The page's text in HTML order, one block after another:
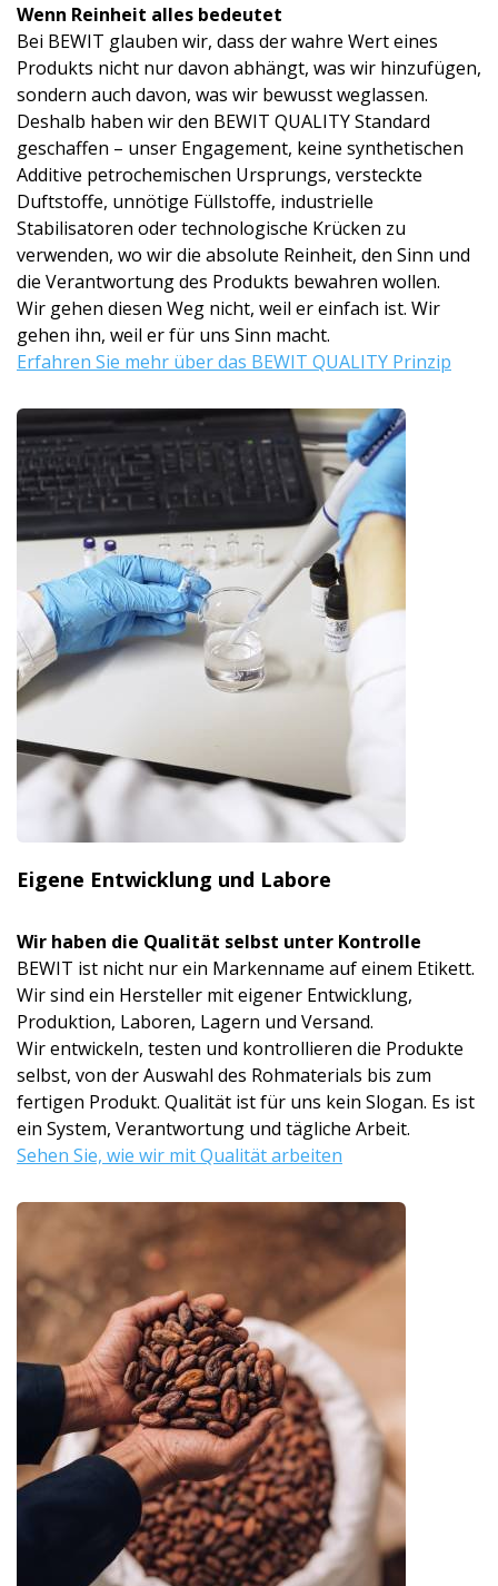
Wenn Reinheit alles bedeutet
Bei BEWIT glauben wir, dass der wahre Wert eines
Produkts nicht nur davon abhängt, was wir hinzufügen,
sondern auch davon, was wir bewusst weglassen.
Deshalb haben wir den BEWIT QUALITY Standard
geschaffen – unser Engagement, keine synthetischen
Additive petrochemischen Ursprungs, versteckte
Duftstoffe, unnötige Füllstoffe, industrielle
Stabilisatoren oder technologische Krücken zu
verwenden, wo wir die absolute Reinheit, den Sinn und
die Verantwortung des Produkts bewahren wollen.
Wir gehen diesen Weg nicht, weil er einfach ist. Wir
gehen ihn, weil er für uns Sinn macht.
Erfahren Sie mehr über das BEWIT QUALITY Prinzip
Eigene Entwicklung und Labore
Wir haben die Qualität selbst unter Kontrolle
BEWIT ist nicht nur ein Markenname auf einem Etikett.
Wir sind ein Hersteller mit eigener Entwicklung,
Produktion, Laboren, Lagern und Versand.
Wir entwickeln, testen und kontrollieren die Produkte
selbst, von der Auswahl des Rohmaterials bis zum
fertigen Produkt. Qualität ist für uns kein Slogan. Es ist
ein System, Verantwortung und tägliche Arbeit.
Sehen Sie, wie wir mit Qualität arbeiten